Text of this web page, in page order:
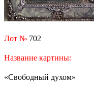
Лот № 702
Название картины:
«Свободный духом»